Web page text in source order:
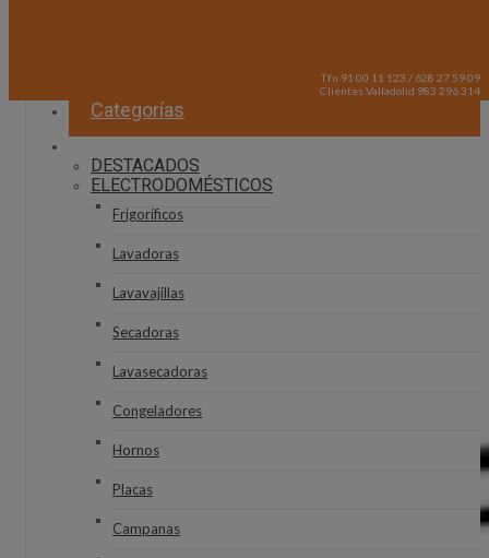
Tfn 91 00 11 123 / 628 27 59 09
Clientes Valladolid 983 296 314
Categorías
DESTACADOS
ELECTRODOMÉSTICOS
Frigoríficos
Lavadoras
Lavavajillas
Secadoras
Lavasecadoras
Congeladores
Hornos
Placas
Campanas